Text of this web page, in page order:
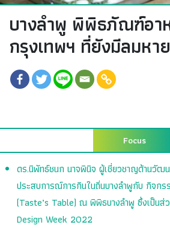
บางลำพู พิพิธภัณฑ์อา
กรุงเทพฯ ที่ยังมีลมหา
Focus
ดร.นิพัทธ์ชนก นาจพินิจ ผู้เชี่ยวชาญด้านวัฒน
ประสบการณ์การกินในถิ่นบางลำพูกับ กิจกร
(Taste’s Table) ณ พิพิธบางลำพู ซึ่งเป็นส่
Design Week 2022